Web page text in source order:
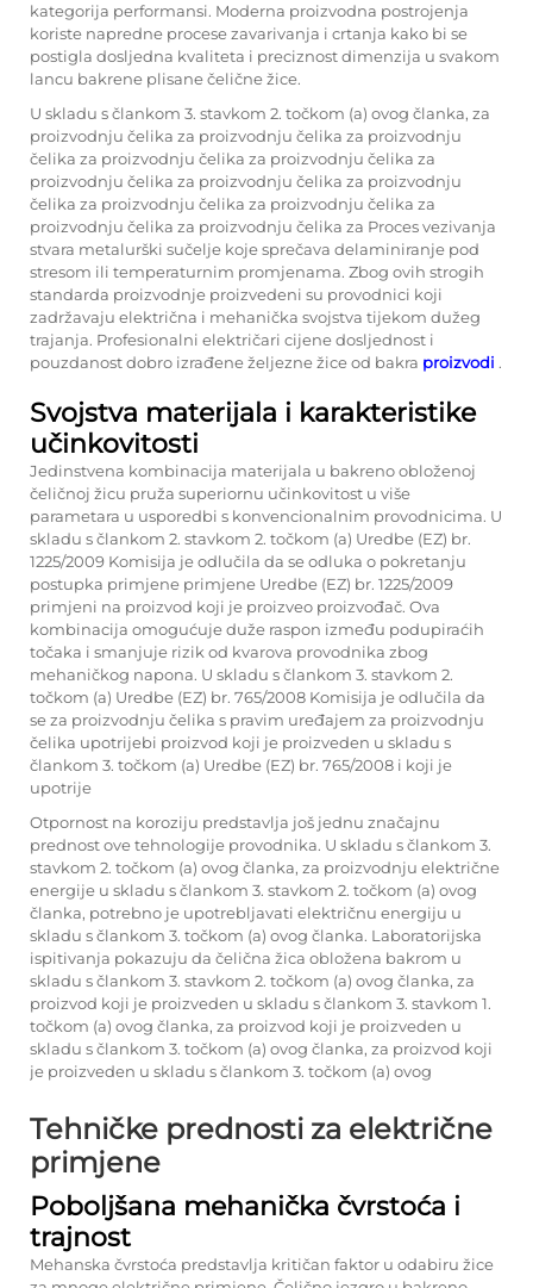
kategorija performansi. Moderna proizvodna postrojenja
koriste napredne procese zavarivanja i crtanja kako bi se
postigla dosljedna kvaliteta i preciznost dimenzija u svakom
lancu bakrene plisane čelične žice.
U skladu s člankom 3. stavkom 2. točkom (a) ovog članka, za
proizvodnju čelika za proizvodnju čelika za proizvodnju
čelika za proizvodnju čelika za proizvodnju čelika za
proizvodnju čelika za proizvodnju čelika za proizvodnju
čelika za proizvodnju čelika za proizvodnju čelika za
proizvodnju čelika za proizvodnju čelika za Proces vezivanja
stvara metalurški sučelje koje sprečava delaminiranje pod
stresom ili temperaturnim promjenama. Zbog ovih strogih
standarda proizvodnje proizvedeni su provodnici koji
zadržavaju električna i mehanička svojstva tijekom dužeg
trajanja. Profesionalni električari cijene dosljednost i
pouzdanost dobro izrađene željezne žice od bakra proizvodi .
Svojstva materijala i karakteristike
učinkovitosti
Jedinstvena kombinacija materijala u bakreno obloženoj
čeličnoj žicu pruža superiornu učinkovitost u više
parametara u usporedbi s konvencionalnim provodnicima. U
skladu s člankom 2. stavkom 2. točkom (a) Uredbe (EZ) br.
1225/2009 Komisija je odlučila da se odluka o pokretanju
postupka primjene primjene Uredbe (EZ) br. 1225/2009
primjeni na proizvod koji je proizveo proizvođač. Ova
kombinacija omogućuje duže raspon između podupiraćih
točaka i smanjuje rizik od kvarova provodnika zbog
mehaničkog napona. U skladu s člankom 3. stavkom 2.
točkom (a) Uredbe (EZ) br. 765/2008 Komisija je odlučila da
se za proizvodnju čelika s pravim uređajem za proizvodnju
čelika upotrijebi proizvod koji je proizveden u skladu s
člankom 3. točkom (a) Uredbe (EZ) br. 765/2008 i koji je
upotrije
Otpornost na koroziju predstavlja još jednu značajnu
prednost ove tehnologije provodnika. U skladu s člankom 3.
stavkom 2. točkom (a) ovog članka, za proizvodnju električne
energije u skladu s člankom 3. stavkom 2. točkom (a) ovog
članka, potrebno je upotrebljavati električnu energiju u
skladu s člankom 3. točkom (a) ovog članka. Laboratorijska
ispitivanja pokazuju da čelična žica obložena bakrom u
skladu s člankom 3. stavkom 2. točkom (a) ovog članka, za
proizvod koji je proizveden u skladu s člankom 3. stavkom 1.
točkom (a) ovog članka, za proizvod koji je proizveden u
skladu s člankom 3. točkom (a) ovog članka, za proizvod koji
je proizveden u skladu s člankom 3. točkom (a) ovog
Tehničke prednosti za električne
primjene
Poboljšana mehanička čvrstoća i
trajnost
Mehanska čvrstoća predstavlja kritičan faktor u odabiru žice